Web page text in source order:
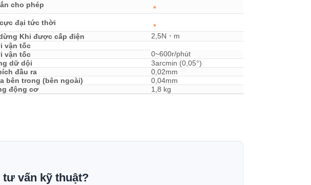
cho phép
＊
đại tức thời
＊
Khi được cấp điện
2,5N・m
vận tốc
vận tốc
0~600r/phút
dữ dội
3arcmin (0,05°)
đầu ra
0,02mm
bên trong (bên ngoài)
0,04mm
động cơ
1,8 kg
tư vấn kỹ thuật?